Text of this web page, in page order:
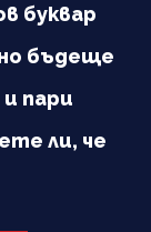
буквар
бъдеще
пари
ли, че